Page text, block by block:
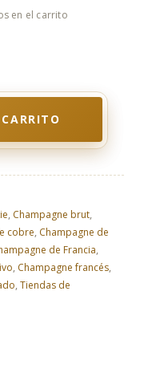
, Champagne brut,
cobre, Champagne de
de Francia,
, Champagne francés,
,Tiendas de